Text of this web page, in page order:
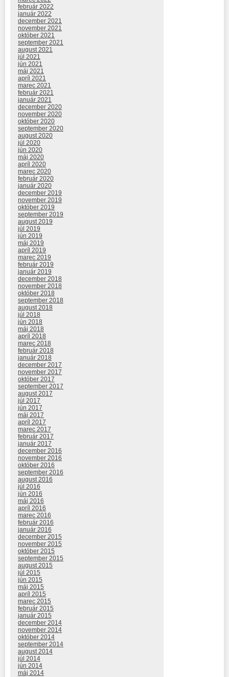
február 2022
január 2022
december 2021
november 2021
október 2021
september 2021
august 2021
júl 2021
jún 2021
máj 2021
apríl 2021
marec 2021
február 2021
január 2021
december 2020
november 2020
október 2020
september 2020
august 2020
júl 2020
jún 2020
máj 2020
apríl 2020
marec 2020
február 2020
január 2020
december 2019
november 2019
október 2019
september 2019
august 2019
júl 2019
jún 2019
máj 2019
apríl 2019
marec 2019
február 2019
január 2019
december 2018
november 2018
október 2018
september 2018
august 2018
júl 2018
jún 2018
máj 2018
apríl 2018
marec 2018
február 2018
január 2018
december 2017
november 2017
október 2017
september 2017
august 2017
júl 2017
jún 2017
máj 2017
apríl 2017
marec 2017
február 2017
január 2017
december 2016
november 2016
október 2016
september 2016
august 2016
júl 2016
jún 2016
máj 2016
apríl 2016
marec 2016
február 2016
január 2016
december 2015
november 2015
október 2015
september 2015
august 2015
júl 2015
jún 2015
máj 2015
apríl 2015
marec 2015
február 2015
január 2015
december 2014
november 2014
október 2014
september 2014
august 2014
júl 2014
jún 2014
máj 2014